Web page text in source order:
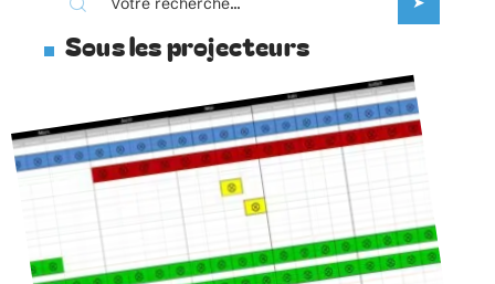
Sous les projecteurs